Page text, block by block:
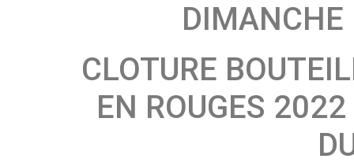
CLOTURE
EN ROUGES